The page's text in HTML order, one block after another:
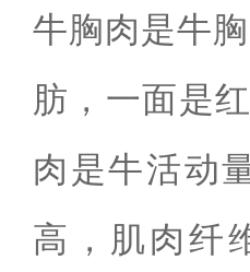
牛胸肉是牛
肪，一面是
肉是牛活动
高，肌肉纤